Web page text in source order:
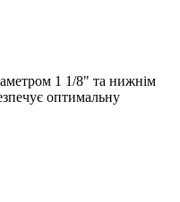
1 1/8" та нижнім
оптимальну